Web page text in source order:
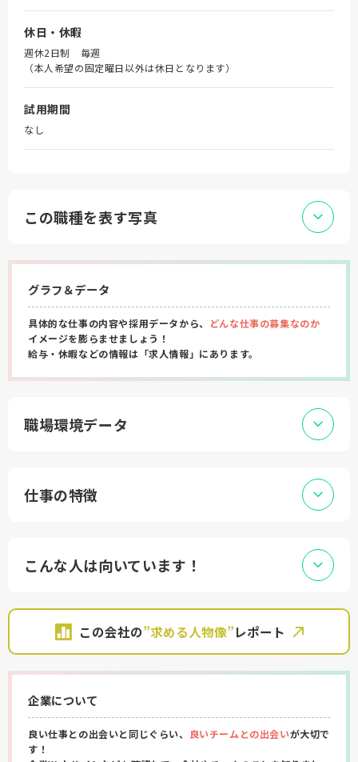
休日・休暇
週休2日制 毎週
（本人希望の固定曜日以外は休日となります）
試用期間
なし
この職種を表す写真
グラフ＆データ
具体的な仕事の内容や採用データから、
どんな仕事の募集なのか
イメージを膨らませましょう！
給与・休暇などの情報は「求人情報」にあります。
職場環境データ
仕事の特徴
こんな人は向いています！
この会社の”求める人物像”レポート
企業について
良い仕事との出会いと同じぐらい、 良いチームとの出会いが大切で
す！